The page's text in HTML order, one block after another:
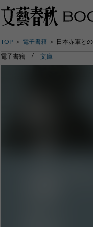
TOP 電子書籍 日本赤軍と
電子書籍 文庫